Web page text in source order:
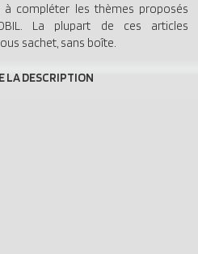
à compléter les thèmes proposés
La plupart de ces articles
sachet, sans boîte.